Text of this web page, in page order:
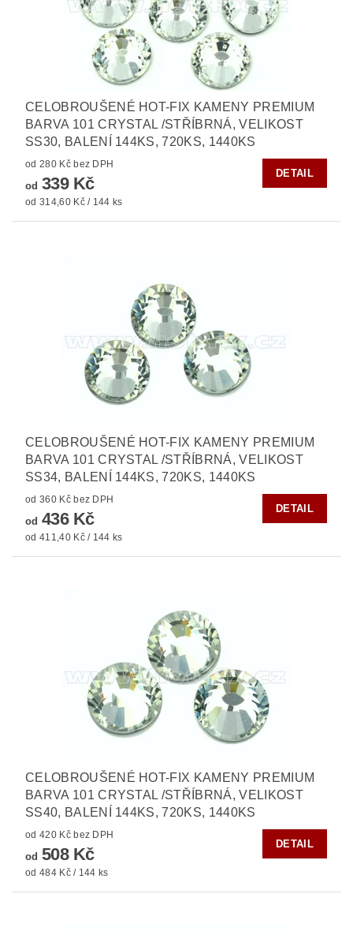
CELOBROUŠENÉ HOT-FIX KAMENY PREMIUM
BARVA 101 CRYSTAL /STŘÍBRNÁ, VELIKOST
SS30, BALENÍ 144KS, 720KS, 1440KS
od 280 Kč bez DPH
od 339 Kč
od 314,60 Kč / 144 ks
DETAIL
CELOBROUŠENÉ HOT-FIX KAMENY PREMIUM
BARVA 101 CRYSTAL /STŘÍBRNÁ, VELIKOST
SS34, BALENÍ 144KS, 720KS, 1440KS
od 360 Kč bez DPH
od 436 Kč
od 411,40 Kč / 144 ks
DETAIL
CELOBROUŠENÉ HOT-FIX KAMENY PREMIUM
BARVA 101 CRYSTAL /STŘÍBRNÁ, VELIKOST
SS40, BALENÍ 144KS, 720KS, 1440KS
od 420 Kč bez DPH
od 508 Kč
od 484 Kč / 144 ks
DETAIL